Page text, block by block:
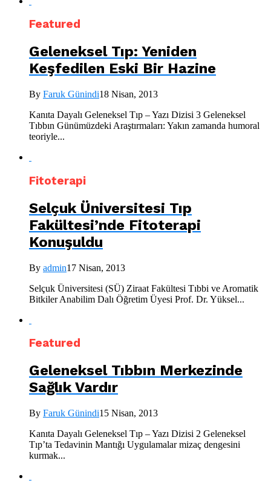
Featured
Geleneksel Tıp: Yeniden
Keşfedilen Eski Bir Hazine
By Faruk Günindi18 Nisan, 2013
Kanıta Dayalı Geleneksel Tıp – Yazı Dizisi 3 Geleneksel
Tıbbın Günümüzdeki Araştırmaları: Yakın zamanda humoral
teoriyle...
Fitoterapi
Selçuk Üniversitesi Tıp
Fakültesi’nde Fitoterapi
Konuşuldu
By admin17 Nisan, 2013
Selçuk Üniversitesi (SÜ) Ziraat Fakültesi Tıbbi ve Aromatik
Bitkiler Anabilim Dalı Öğretim Üyesi Prof. Dr. Yüksel...
Featured
Geleneksel Tıbbın Merkezinde
Sağlık Vardır
By Faruk Günindi15 Nisan, 2013
Kanıta Dayalı Geleneksel Tıp – Yazı Dizisi 2 Geleneksel
Tıp’ta Tedavinin Mantığı Uygulamalar mizaç dengesini
kurmak...